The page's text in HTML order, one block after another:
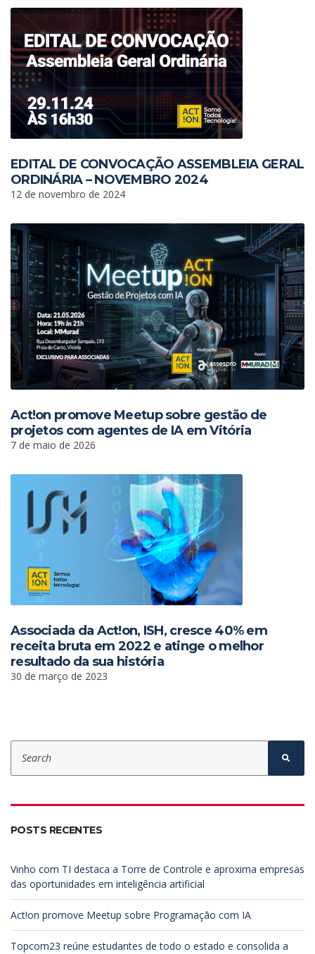
EDITAL DE CONVOCAÇÃO ASSEMBLEIA GERAL
ORDINÁRIA – NOVEMBRO 2024
12 de novembro de 2024
Act!on promove Meetup sobre gestão de
projetos com agentes de IA em Vitória
7 de maio de 2026
Associada da Act!on, ISH, cresce 40% em
receita bruta em 2022 e atinge o melhor
resultado da sua história
30 de março de 2023
S
h
o
a
POSTS RECENTES
Vinho com TI destaca a Torre de Controle e aproxima empresas
das oportunidades em inteligência artificial
Act!on promove Meetup sobre Programação com IA
Topcom23 reúne estudantes de todo o estado e consolida a